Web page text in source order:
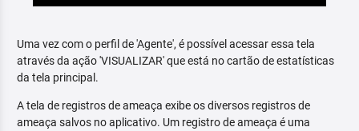
Uma vez com o perfil de 'Agente', é possível acessar essa tela
através da ação 'VISUALIZAR' que está no cartão de estatísticas
da tela principal.
A tela de registros de ameaça exibe os diversos registros de
ameaça salvos no aplicativo. Um registro de ameaça é uma